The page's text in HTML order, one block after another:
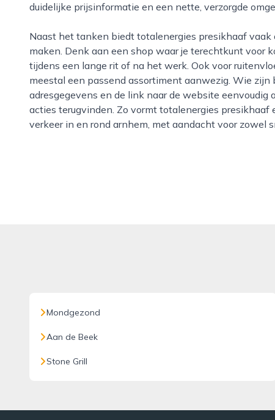
duidelijke prijsinformatie en een nette, verzorgde
Naast het tanken biedt totalenergies presikhaaf vaak extra voorzieningen die de stop comfortabeler
maken. Denk aan een shop waar je terechtkunt voor
tijdens een lange rit of na het werk. Ook voor
meestal een passend assortiment aanwezig. Wie
adresgegevens en de link naar de website
acties terugvinden. Zo vormt totalenergies
verkeer in en rond arnhem, met aandacht voor zowel
Mondgezond
Aan de Beek
Stone Grill